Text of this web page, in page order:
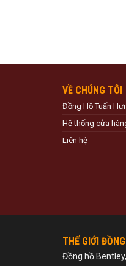
VỀ CHÚNG TÔI
Đồng Hồ Tuấn
Hệ thống cửa
Liên hệ
THẾ GIỚI
Đồng hồ